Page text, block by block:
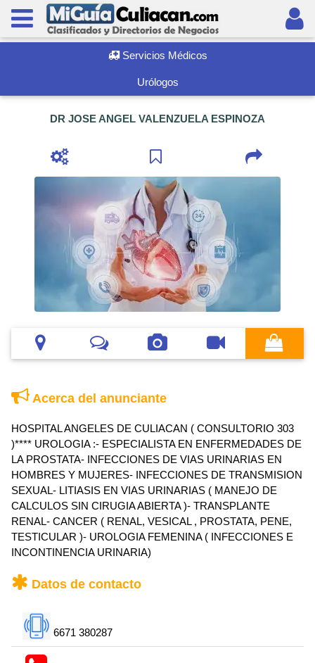
Servicios Médicos
Urólogos
DR JOSE ANGEL VALENZUELA ESPINOZA
Acerca del anunciante
HOSPITAL ANGELES DE CULIACAN ( CONSULTORIO 303
)**** UROLOGIA :- ESPECIALISTA EN ENFERMEDADES DE
LA PROSTATA- INFECCIONES DE VIAS URINARIAS EN
HOMBRES Y MUJERES- INFECCIONES DE TRANSMISION
SEXUAL- LITIASIS EN VIAS URINARIAS ( MANEJO DE
CALCULOS SIN CIRUGIA ABIERTA )- TRANSPLANTE
RENAL- CANCER ( RENAL, VESICAL , PROSTATA, PENE,
TESTICULAR )- UROLOGIA FEMENINA ( INFECCIONES E
INCONTINENCIA URINARIA)
Datos de contacto
6671 380287